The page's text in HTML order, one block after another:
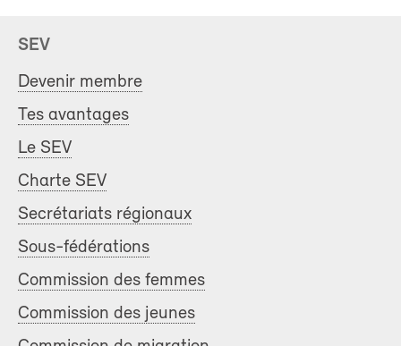
SEV
Devenir membre
Tes avantages
Le SEV
Charte SEV
Secrétariats régionaux
Sous-fédérations
Commission des femmes
Commission des jeunes